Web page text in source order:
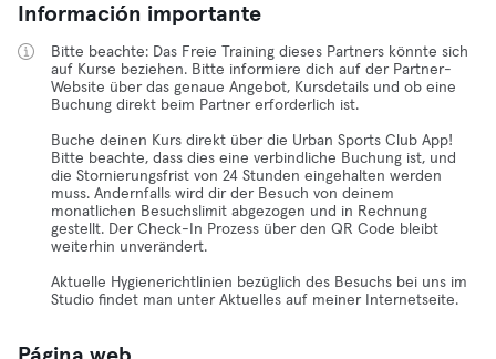
Información importante
Bitte beachte: Das Freie Training dieses Partners könnte sich
auf Kurse beziehen. Bitte informiere dich auf der Partner-
Website über das genaue Angebot, Kursdetails und ob eine
Buchung direkt beim Partner erforderlich ist.
Buche deinen Kurs direkt über die Urban Sports Club App!
Bitte beachte, dass dies eine verbindliche Buchung ist, und
die Stornierungsfrist von 24 Stunden eingehalten werden
muss. Andernfalls wird dir der Besuch von deinem
monatlichen Besuchslimit abgezogen und in Rechnung
gestellt. Der Check-In Prozess über den QR Code bleibt
weiterhin unverändert.
Aktuelle Hygienerichtlinien bezüglich des Besuchs bei uns im
Studio findet man unter Aktuelles auf meiner Internetseite.